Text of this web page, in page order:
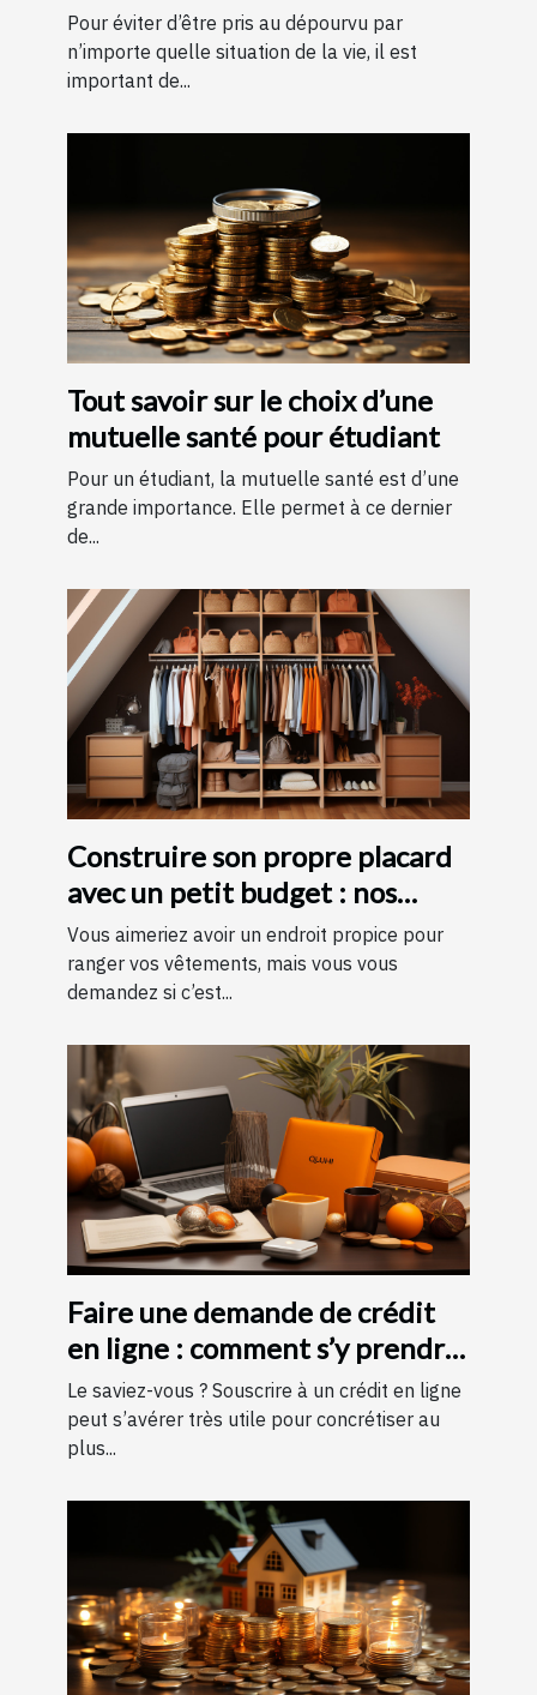
Pour éviter d’être pris au dépourvu par
n’importe quelle situation de la vie, il est
important de...
Tout savoir sur le choix d’une
mutuelle santé pour étudiant
Pour un étudiant, la mutuelle santé est d’une
grande importance. Elle permet à ce dernier
de...
Construire son propre placard
avec un petit budget : nos
astuces !
Vous aimeriez avoir un endroit propice pour
ranger vos vêtements, mais vous vous
demandez si c’est...
Faire une demande de crédit
en ligne : comment s’y prendre
?
Le saviez-vous ? Souscrire à un crédit en ligne
peut s’avérer très utile pour concrétiser au
plus...